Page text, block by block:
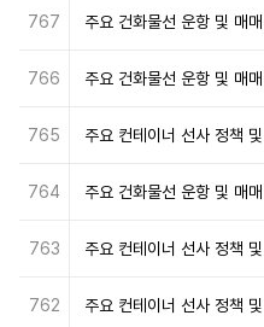
767 주요 건화물선 운항 및 매
766 주요 건화물선 운항 및 매
765
764 주요 건화물선 운항 및 매
763
762